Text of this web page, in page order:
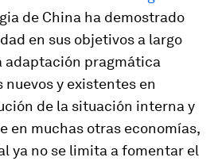
de China ha demostrado
en sus objetivos a largo
adaptación pragmática
y existentes en
de la situación interna y
en muchas otras economías,
ya no se limita a fomentar el